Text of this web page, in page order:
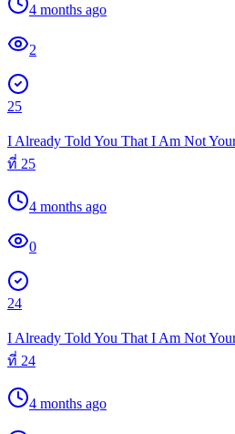
4 months ago
2
25
I Already Told You That I Am Not
ที่ 25
4 months ago
0
24
I Already Told You That I Am Not
ที่ 24
4 months ago